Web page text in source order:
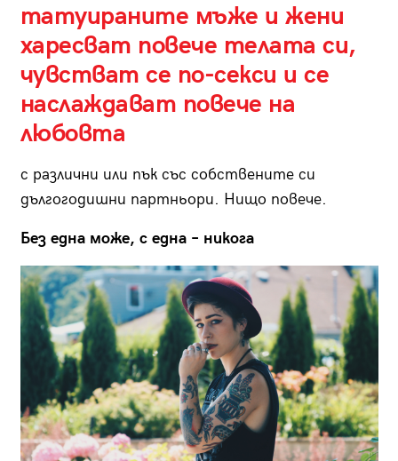
татуираните мъже и жени
харесват повече телата си,
чувстват се по-секси и се
наслаждават повече на
любовта
с различни или пък със собствените си
дългогодишни партньори. Нищо повече.
Без една може, с една – никога